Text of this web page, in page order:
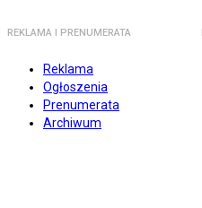
REKLAMA I PRENUMERATA
Reklama
Ogłoszenia
Prenumerata
Archiwum